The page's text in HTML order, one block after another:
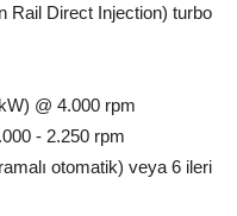
Rail Direct Injection) turbo
@ 4.000 rpm
- 2.250 rpm
otomatik) veya 6 ileri